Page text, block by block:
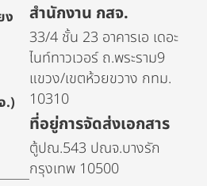
ง
.)
สำนักงาน กสจ.
33/4 ชั้น 23 อาคารเอ เดอะ
ไนท์ทาวเวอร์ ถ.พระราม9
แขวง/เขตห้วยขวาง กทม.
10310
ที่อยู่การจัดส่งเอกสาร
ตู้ปณ.543 ปณจ.บางรัก
กรุงเทพ 10500